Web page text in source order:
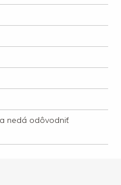
nedá odôvodniť